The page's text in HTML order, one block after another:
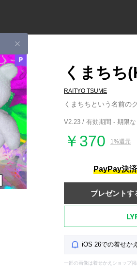
くまちち
RAITYO TSUME
くまちちという名前の
V2.23 / 有効期間 - 期限な
￥370 1%還元
PayPay決
プレゼントす
iOS 26での着せか
一部の画像は着せかえショップ